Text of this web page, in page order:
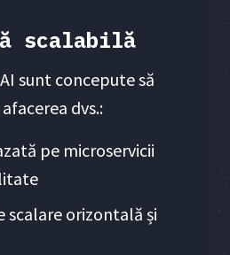
scalabilă
sunt concepute să
dvs.:
pe microservicii
scalare orizontală și